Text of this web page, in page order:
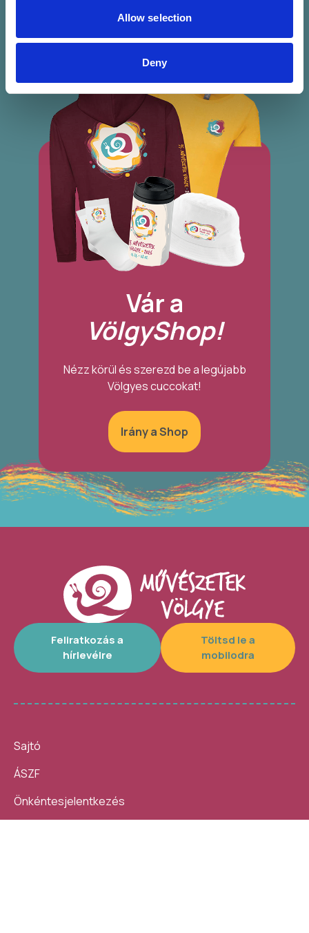
Allow selection
Deny
Vár a
VölgyShop!
Nézz körül és szerezd be a legújabb
Völgyes cuccokat!
Irány a Shop
Feliratkozás a
hírlevélre
Töltsd le a
mobilodra
Sajtó
ÁSZF
Önkéntesjelentkezés